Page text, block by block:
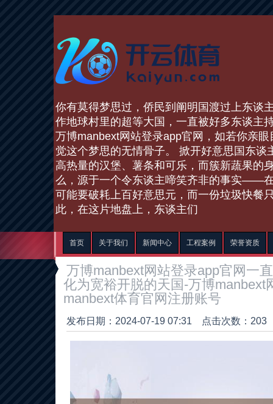
你有莫得梦思过，侨民到阐明国渡过上东谈
作地球村里的超等大国，一直被好多东谈主
万博manbext网站登录app官网，如若你亲
觉这个梦思的无情骨子。 掀开好意思国东谈
高热量的汉堡、薯条和可乐，而簇新蔬果的
么，源于一个令东谈主啼笑齐非的事实——
可能要破耗上百好意思元，而一份垃圾快餐
此，在这片地盘上，东谈主们
首页 关于我们 新闻中心 工程案例 荣誉资质
万博manbext网站登录app官网一
化为宽裕开脱的天国-万博manbext
manbext体育官网注册账号
发布日期：2024-07-19 07:31 点击次数：203